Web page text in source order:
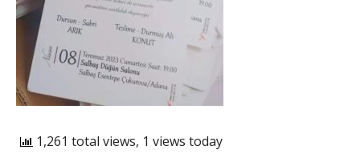
1,261 total views, 1 views today